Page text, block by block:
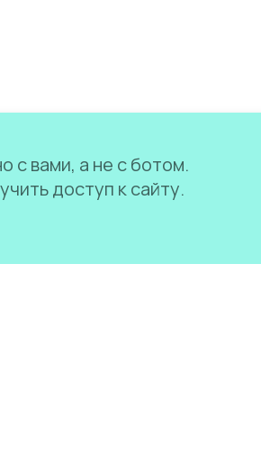
с вами, а не с ботом.
доступ к сайту.